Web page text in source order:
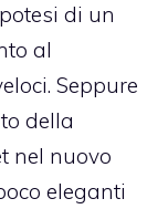
di un
al
Seppure
della
nel nuovo
eleganti